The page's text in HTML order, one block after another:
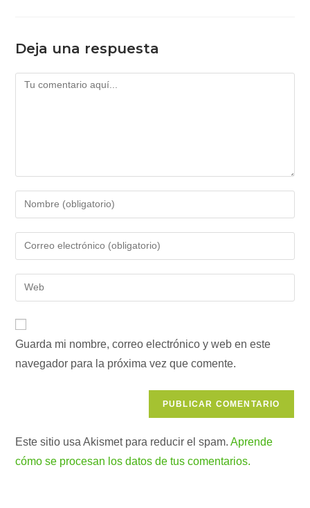
Deja una respuesta
Comentario
Introduce
tu
nombre
de
usuario
para
Introduce
tu
dirección
de
para
comentar
Introduce
la
de
tu
web
Guarda mi nombre, correo electrónico y web en este
navegador para la próxima vez que comente.
Este sitio usa Akismet para reducir el spam.Aprende
cómo se procesan los datos de tus comentarios.